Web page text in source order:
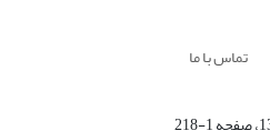
تماس با ما